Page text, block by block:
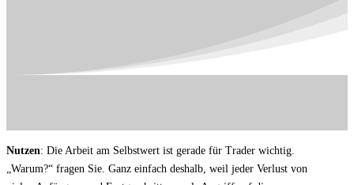
Nutzen: Die Arbeit am Selbstwert ist gerade für Trader wichtig.
„Warum?“ fragen Sie. Ganz einfach deshalb, weil jeder Verlust von